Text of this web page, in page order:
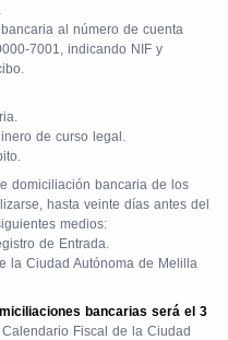
al número de cuenta
7001, indicando NIF y
de curso legal.
domiciliación bancaria de los
hasta veinte días antes del
medios:
de Entrada.
la Ciudad Autónoma de Melilla
bancarias será el 3
Calendario Fiscal de la Ciudad